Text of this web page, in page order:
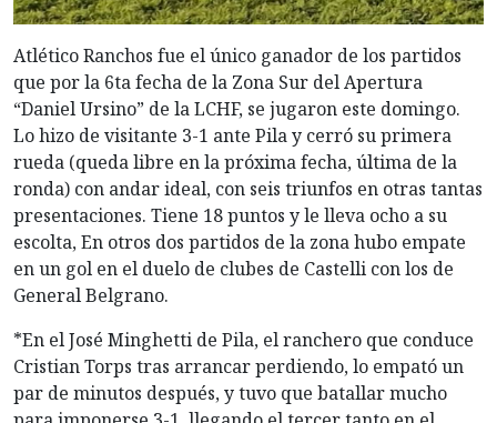
Atlético Ranchos fue el único ganador de los partidos
que por la 6ta fecha de la Zona Sur del Apertura
“Daniel Ursino” de la LCHF, se jugaron este domingo.
Lo hizo de visitante 3-1 ante Pila y cerró su primera
rueda (queda libre en la próxima fecha, última de la
ronda) con andar ideal, con seis triunfos en otras tantas
presentaciones. Tiene 18 puntos y le lleva ocho a su
escolta, En otros dos partidos de la zona hubo empate
en un gol en el duelo de clubes de Castelli con los de
General Belgrano.
*En el José Minghetti de Pila, el ranchero que conduce
Cristian Torps tras arrancar perdiendo, lo empató un
par de minutos después, y tuvo que batallar mucho